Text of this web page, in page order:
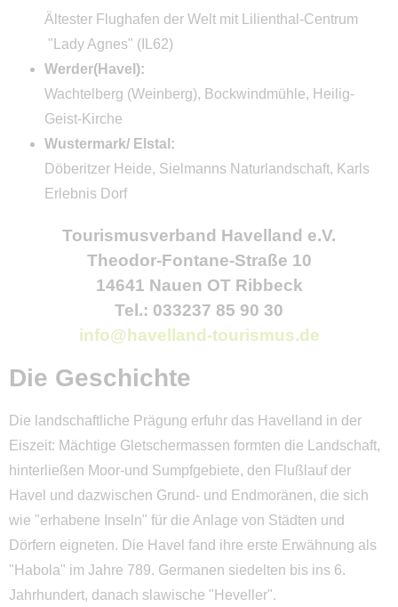
Ältester Flughafen der Welt mit Lilienthal-Centrum
"Lady Agnes" (IL62)
Werder(Havel):
Wachtelberg (Weinberg), Bockwindmühle, Heilig-
Geist-Kirche
Wustermark/ Elstal:
Döberitzer Heide, Sielmanns Naturlandschaft, Karls
Erlebnis Dorf
Tourismusverband Havelland e.V.
Theodor-Fontane-Straße 10
14641 Nauen OT Ribbeck
Tel.: 033237 85 90 30
info@havelland-tourismus.de
Die Geschichte
Die landschaftliche Prägung erfuhr das Havelland in der
Eiszeit: Mächtige Gletschermassen formten die Landschaft,
hinterließen Moor-und Sumpfgebiete, den Flußlauf der
Havel und dazwischen Grund- und Endmoränen, die sich
wie "erhabene Inseln" für die Anlage von Städten und
Dörfern eigneten. Die Havel fand ihre erste Erwähnung als
"Habola" im Jahre 789. Germanen siedelten bis ins 6.
Jahrhundert, danach slawische "Heveller".